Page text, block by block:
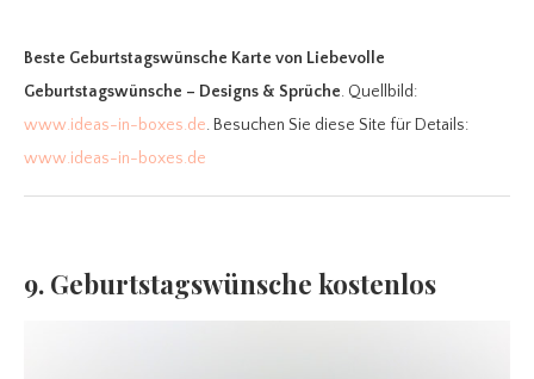
Beste Geburtstagswünsche Karte von Liebevolle
Geburtstagswünsche – Designs & Sprüche. Quellbild:
www.ideas-in-boxes.de. Besuchen Sie diese Site für Details:
www.ideas-in-boxes.de
9. Geburtstagswünsche kostenlos